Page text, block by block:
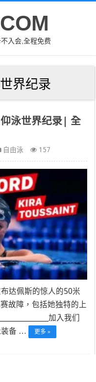
入会,全程免费
界纪录
泳世界纪录| 全
自由泳 157
达佩斯的惊人的50米
故障，包括她独特的上
加入我们
装备 … 更多 »